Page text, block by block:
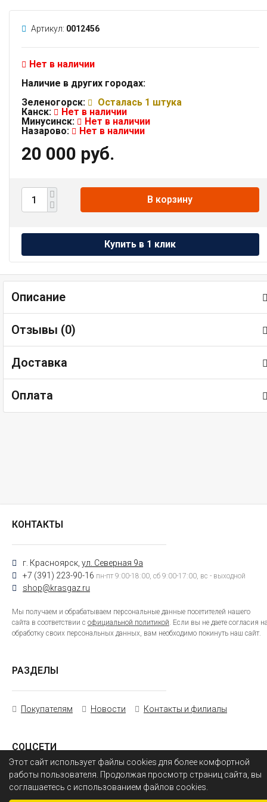
Этот сайт использует файлы cookies для более комфортной
работы пользователя. Продолжая просмотр страниц сайта, вы
соглашаетесь с использованием файлов cookies.
Артикул: 0012456
Нет в наличии
Наличие в других городах:
Зеленогорск:
Осталась 1 штука
Канск:
Нет в наличии
Минусинск:
Нет в наличии
Назарово:
Нет в наличии
20 000 руб.
В корзину
Описание
Отзывы (0)
Доставка
Оплата
КОНТАКТЫ
г. Красноярск, ул. Северная 9а
+7 (391) 223-90-16 пн-пт 9:00-18:00, сб 9:00-17:00, вс - выходной
shop@krasgaz.ru
Мы получаем и обрабатываем персональные данные посетителей нашего
сайта в соответствии с официальной политикой. Если вы не даете согласия
обработку своих персональных данных, вам необходимо покинуть наш сайт.
РАЗДЕЛЫ
Покупателям Новости Контакты и филиалы
СОЦСЕТИ